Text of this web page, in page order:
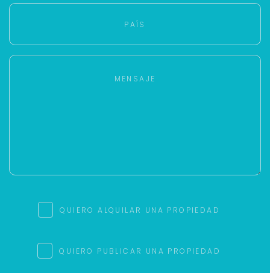
QUIERO ALQUILAR UNA PROPIEDAD
QUIERO PUBLICAR UNA PROPIEDAD
Déjanos tus datos para identificar tu consulta en el
sistema de gestión de clientes.
No compartimos tu información ni enviamos spam.
Continuar por WhatsApp